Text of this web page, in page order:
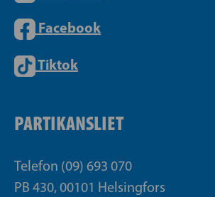
Facebook
Tiktok
PARTIKANSLIET
Telefon (09) 693 070
PB 430, 00101 Helsingfors